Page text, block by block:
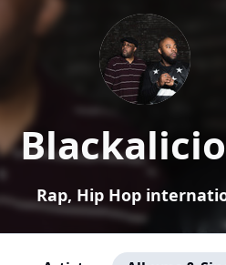
Rap, Hip Hop